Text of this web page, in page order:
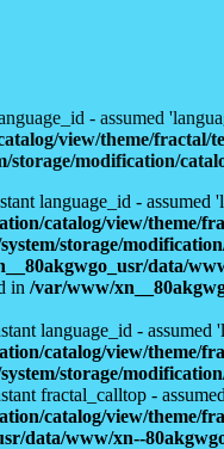
- assumed
view/theme/fractal/
storage/modification/
language_id - assumed
catalog/view/theme/
storage/
data/
in /var/www/
language_id - assumed
catalog/view/theme/
storage/
fractal_calltop -
catalog/view/theme/
data/www/xn--